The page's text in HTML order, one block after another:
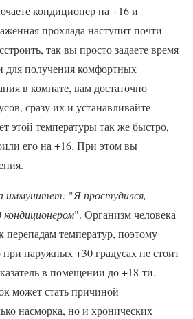
кондиционер на +16 и
прохлада наступит почти
так вы просто задаете время
для получения комфортных
в комнате, вам достаточно
сразу их и устанавливайте —
этой температуры так же быстро,
его на +16. При этом вы
иммунитет: "Я простудился,
". Организм человека
перепадам температур, поэтому
наружных +30 градусах не стоит
в помещении до +18-ти.
может стать причиной
насморка, но и хронических